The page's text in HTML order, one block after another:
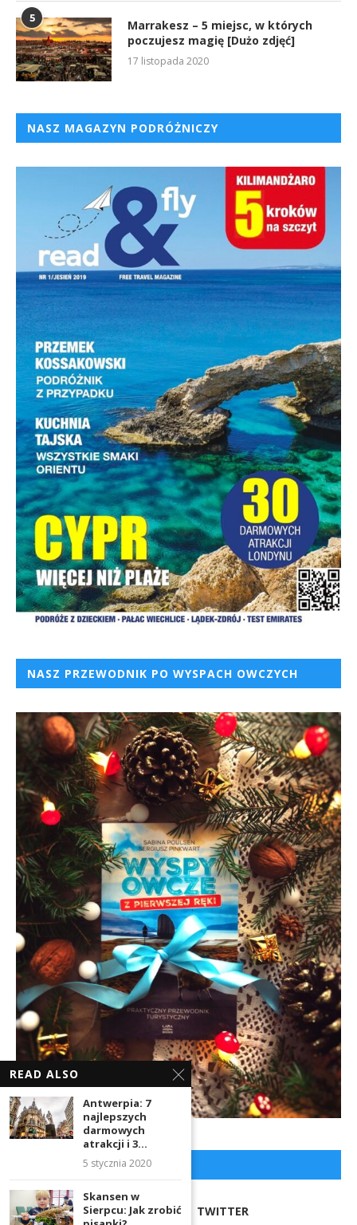
5
Marrakesz – 5 miejsc, w których
poczujesz magię [Dużo zdjęć]
17 listopada 2020
NASZ MAGAZYN PODRÓŻNICZY
NASZ PRZEWODNIK PO WYSPACH OWCZYCH
NASZE SOCJALE
FACEBOOK TWITTER
READ ALSO
Antwerpia: 7
najlepszych
darmowych
atrakcji i 3...
5 stycznia 2020
Skansen w
Sierpcu: Jak zrobić